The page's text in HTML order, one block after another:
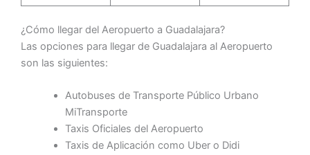
¿Cómo llegar del Aeropuerto a Guadalajara?
Las opciones para llegar de Guadalajara al Aeropuerto
son las siguientes:
Autobuses de Transporte Público Urbano
MiTransporte
Taxis Oficiales del Aeropuerto
Taxis de Aplicación como Uber o Didi